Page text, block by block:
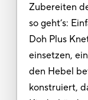
Zubereiten
so geht’s:
Doh Plus
einsetzen,
den Hebel
konstruiert,